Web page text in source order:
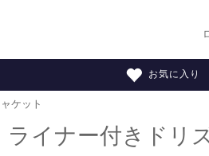
お気に入り
ケット
ライナー付きドリ